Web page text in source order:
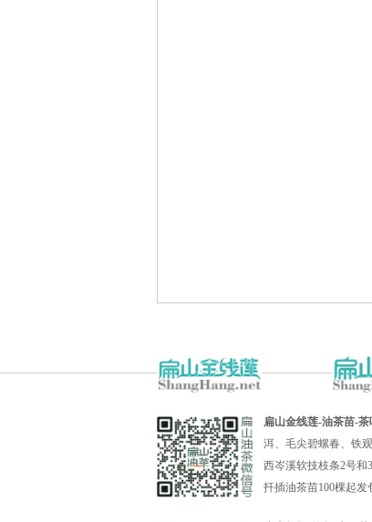
扁山金线莲-油茶苗-茶
洱、毛尖碧螺春、铁
西岑溪软技枝条2号和
扦插油茶苗100棵起